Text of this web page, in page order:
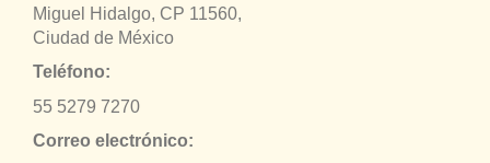
Miguel Hidalgo, CP 11560,
Ciudad de México
Teléfono:
55 5279 7270
Correo electrónico: